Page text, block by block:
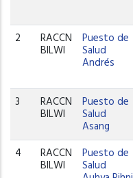
2 RACCN
BILWI
Puesto de
Salud
Andrés
3 RACCN
BILWI
Puesto de
Salud
Asang
4 RACCN
BILWI
Puesto de
Salud